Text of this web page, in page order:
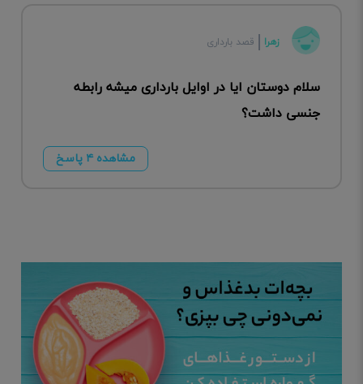
زهرا قصد بارداری
سلام دوستان ایا در اوایل بارداری میشه رابطه
جنسی داشت؟
مشاهده ۴ پاسخ